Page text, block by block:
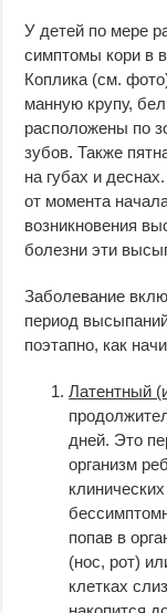
У детей по мере
симптомы кори в
Коплика (см.
манную крупу,
расположены по
зубов. Также
на губах и
от момента
возникновения
болезни эти
Заболевание
период
поэтапно, как
Латентный
дней. Это
организм
попав в
(нос, рот)
клетках